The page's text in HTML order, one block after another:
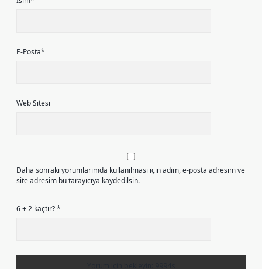
E-Posta*
Web Sitesi
Daha sonraki yorumlarımda kullanılması için adım, e-posta adresim ve
site adresim bu tarayıcıya kaydedilsin.
6 + 2 kaçtır?*